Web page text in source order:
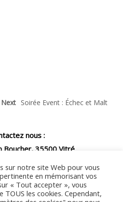
Next
Next
Soirée Event : Échec et Malt
nous :
Boucher, 35500 Vitré
Nous invitons toute personne en
sur notre site Web pour vous
en mémorisant vos
« Tout accepter », vous
TOUS les cookies. Cependant,